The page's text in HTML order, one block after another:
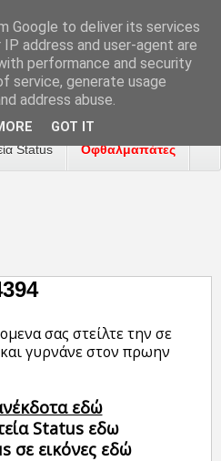
Προβλήματος
Status Οφθαλμαπάτες
σας στείλτε την σε
γυρνάνε στον πρωην
εδώ
Status εδω
σε εικόνες εδώ
Google to deliver its services
address and user-agent are
performance and security
service, generate usage
address abuse.
GOT IT